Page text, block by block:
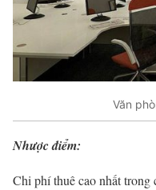
Văn
Nhược điểm:
Chi phí thuê cao nhất trong